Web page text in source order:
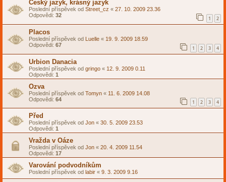
Český jazyk, krásný jazyk
Poslední příspěvek od Street_cz « 27. 10. 2009 23.36
Odpovědi: 32 1 2
Placos
Poslední příspěvek od Luelle « 19. 9. 2009 18.59
Odpovědi: 67 1 2 3 4
Urbion Danacia
Poslední příspěvek od gringo « 12. 9. 2009 0.11
Odpovědi: 1
Ozva
Poslední příspěvek od Tomyn « 11. 6. 2009 14.08
Odpovědi: 64 1 2 3 4
Před
Poslední příspěvek od Jon « 30. 5. 2009 23.53
Odpovědi: 1
Vražda v Oáze
Poslední příspěvek od Jon « 20. 4. 2009 11.54
Odpovědi: 17
Varování podvodníkům
Poslední příspěvek od labir « 9. 3. 2009 9.16